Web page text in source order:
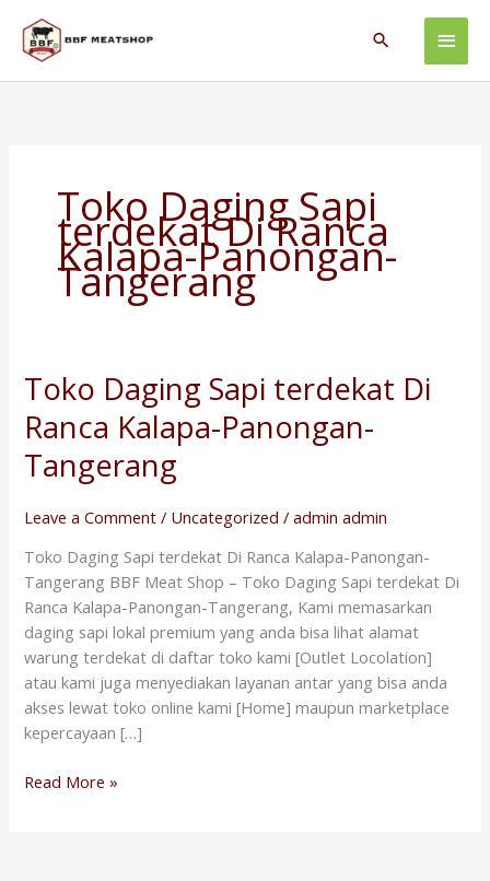
content
Main
Search
Toko Daging Sapi
terdekat Di Ranca
Kalapa-Panongan-
Tangerang
Toko Daging Sapi terdekat Di
Ranca Kalapa-Panongan-
Tangerang
Leave a Comment / Uncategorized /admin admin
Toko Daging Sapi terdekat Di Ranca Kalapa-Panongan-
Tangerang BBF Meat Shop – Toko Daging Sapi terdekat Di
Ranca Kalapa-Panongan-Tangerang, Kami memasarkan
daging sapi lokal premium yang anda bisa lihat alamat
warung terdekat di daftar toko kami [Outlet Locolation]
atau kami juga menyediakan layanan antar yang bisa anda
akses lewat toko online kami [Home] maupun marketplace
kepercayaan […]
Toko
Daging
Sapi
terdekat
Di
Panongan-
Tangerang
Read More »